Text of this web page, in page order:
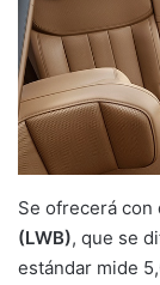
Se ofrecerá con
(LWB), que se
estándar mide